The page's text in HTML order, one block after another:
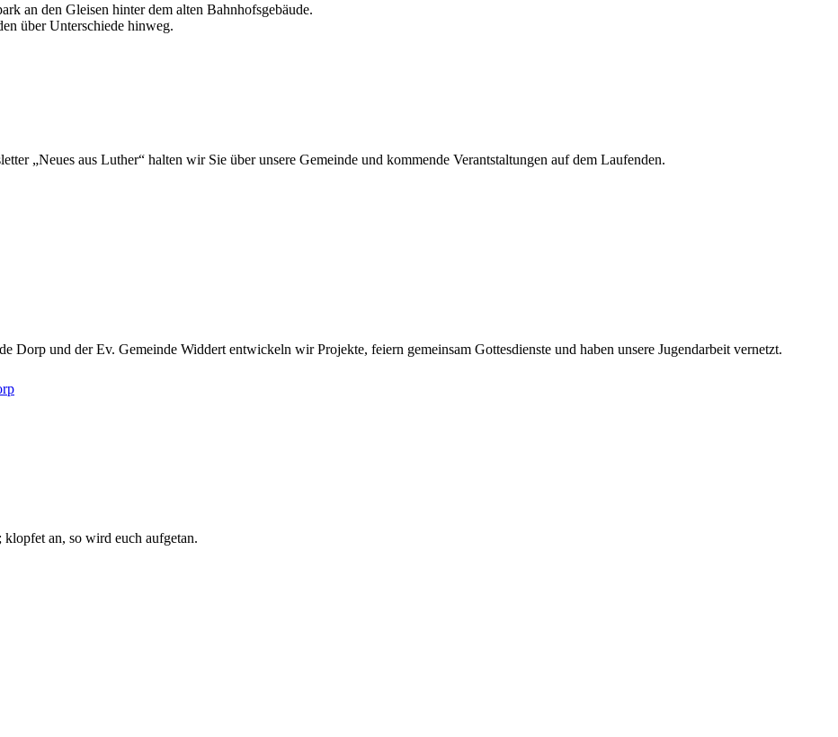
an den Gleisen hinter dem alten Bahnhofsgebäude.
über Unterschiede hinweg.
„Neues aus Luther“ halten wir Sie über unsere Gemeinde und kommende Verantstaltungen auf dem Laufenden.
Dorp und der Ev. Gemeinde Widdert entwickeln wir Projekte, feiern gemeinsam Gottesdienste und haben unsere Jugendarbeit vernetzt.
an, so wird euch aufgetan.